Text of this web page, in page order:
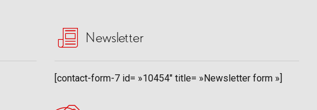
Newsletter
[contact-form-7 id= »10454″ title= »Newsletter form »]